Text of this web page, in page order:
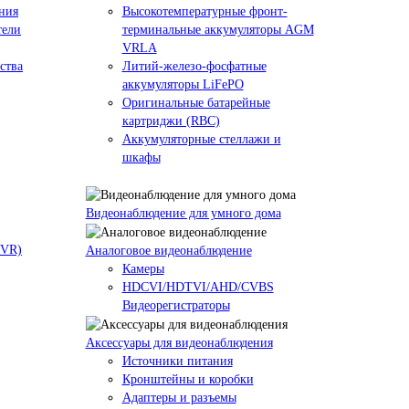
Высокотемпературные фронт-
терминальные аккумуляторы AGM
VRLA
Литий-железо-фосфатные
аккумуляторы LiFePO
Оригинальные батарейные
картриджи (RBC)
Аккумуляторные стеллажи и
шкафы
Видеонаблюдение для умного дома
Аналоговое видеонаблюдение
Камеры
HDCVI/HDTVI/AHD/CVBS
Видеорегистраторы
Аксессуары для видеонаблюдения
Источники питания
Кронштейны и коробки
Адаптеры и разъемы